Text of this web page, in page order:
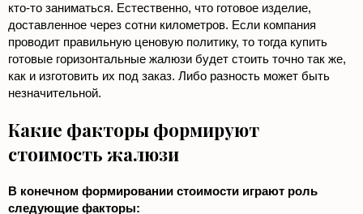
кто-то заниматься. Естественно, что готовое изделие,
доставленное через сотни километров. Если компания
проводит правильную ценовую политику, то тогда купить
готовые горизонтальные жалюзи будет стоить точно так же,
как и изготовить их под заказ. Либо разность может быть
незначительной.
Какие факторы формируют
стоимость жалюзи
В конечном формировании стоимости играют роль
следующие факторы: